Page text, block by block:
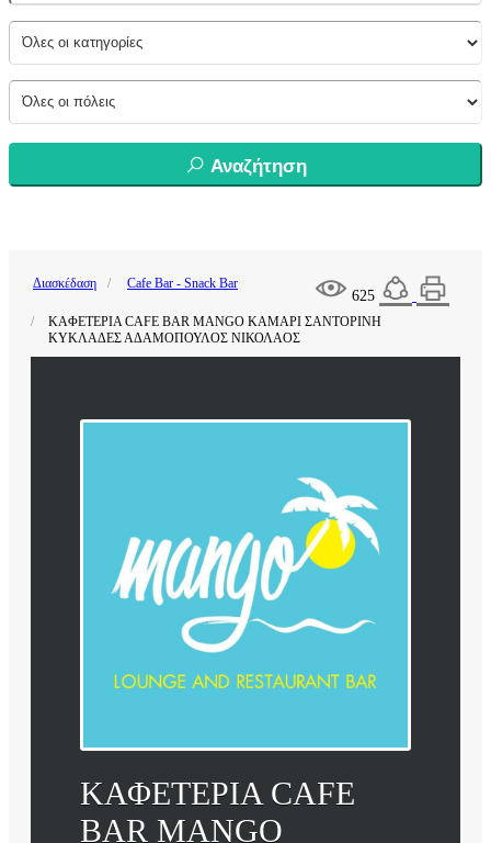
Αναζήτηση
625
Διασκέδαση Cafe Bar - Snack Bar
ΚΑΦΕΤΕΡΙΑ CAFE BAR MANGO ΚΑΜΑΡΙ ΣΑΝΤΟΡΙΝΗ
ΚΥΚΛΑΔΕΣ ΑΔΑΜΟΠΟΥΛΟΣ ΝΙΚΟΛΑΟΣ
ΚΑΦΕΤΕΡΙΑ CAFE
BAR MANGO